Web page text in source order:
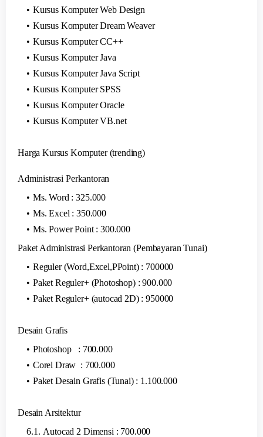
Kursus Komputer Web Design
Kursus Komputer Dream Weaver
Kursus Komputer CC++
Kursus Komputer Java
Kursus Komputer Java Script
Kursus Komputer SPSS
Kursus Komputer Oracle
Kursus Komputer VB.net
Harga Kursus Komputer (trending)
Administrasi Perkantoran
Ms. Word : 325.000
Ms. Excel : 350.000
Ms. Power Point : 300.000
Paket Administrasi Perkantoran (Pembayaran Tunai)
Reguler (Word,Excel,PPoint) : 700000
Paket Reguler+ (Photoshop) : 900.000
Paket Reguler+ (autocad 2D) : 950000
Desain Grafis
Photoshop : 700.000
Corel Draw : 700.000
Paket Desain Grafis (Tunai) : 1.100.000
Desain Arsitektur
Autocad 2 Dimensi : 700.000